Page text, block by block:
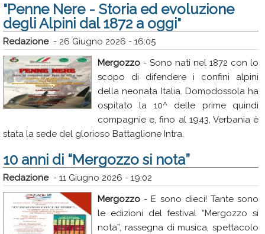
"Penne Nere - Storia ed evoluzione
degli Alpini dal 1872 a oggi"
Redazione- 26 Giugno 2026 - 16:05
Mergozzo - Sono nati nel 1872 con lo
scopo di difendere i confini alpini
della neonata Italia. Domodossola ha
ospitato la 10^ delle prime quindi
compagnie e, fino al 1943, Verbania è
stata la sede del glorioso Battaglione Intra.
10 anni di “Mergozzo si nota”
Redazione- 11 Giugno 2026 - 19:02
Mergozzo - E sono dieci! Tante sono
le edizioni del festival “Mergozzo si
nota”, rassegna di musica, spettacolo